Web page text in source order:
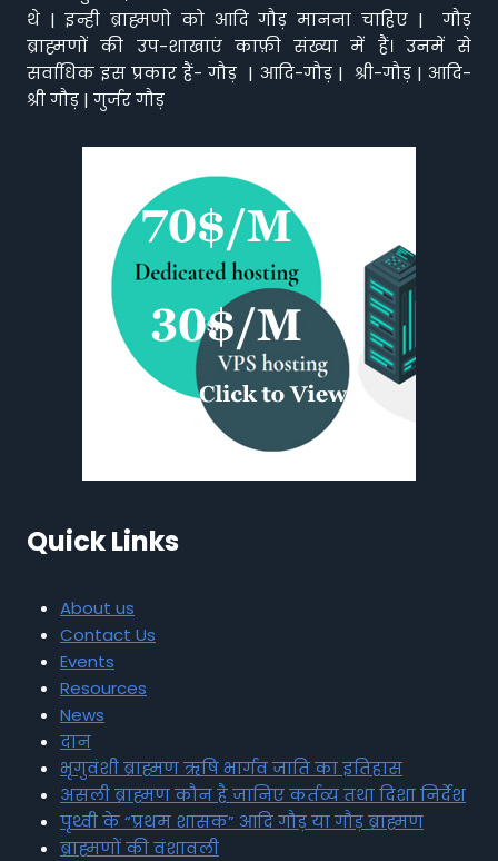
थे | इन्ही ब्राह्मणो को आदि गौड़ मानना चाहिए | गौड़
ब्राह्मणों की उप-शाखाएं काफ़ी संख्या में हैं। उनमें से
सर्वाधिक इस प्रकार हैं- गौड़ | आदि-गौड़ | श्री-गौड़ | आदि-
श्री गौड़ | गुर्जर गौड़
Quick Links
About us
Contact Us
Events
Resources
News
दान
भृगुवंशी ब्राह्मण ऋषि भार्गव जाति का इतिहास
असली ब्राह्मण कौन है जानिए कर्तव्य तथा दिशा निर्देश
पृथ्वी के “प्रथम शासक” आदि गौड़ या गौड़ ब्राह्मण
ब्राह्मणों की वंशावली